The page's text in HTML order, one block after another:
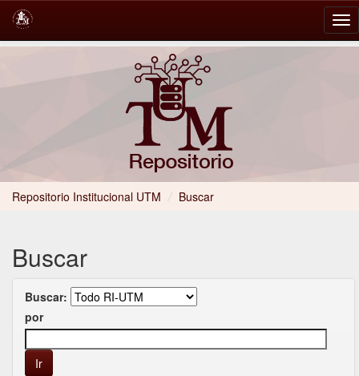
Repositorio Institucional UTM / Buscar
Buscar
Buscar:
por